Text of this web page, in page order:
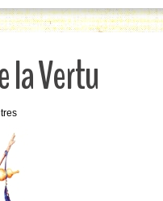
la Vertu